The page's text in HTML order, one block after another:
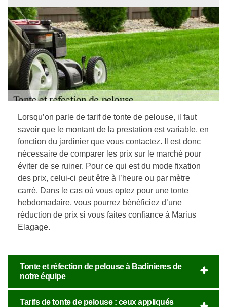
Lorsqu’on parle de tarif de tonte de pelouse, il faut
savoir que le montant de la prestation est variable, en
fonction du jardinier que vous contactez. Il est donc
nécessaire de comparer les prix sur le marché pour
éviter de se ruiner. Pour ce qui est du mode fixation
des prix, celui-ci peut être à l’heure ou par mètre
carré. Dans le cas où vous optez pour une tonte
hebdomadaire, vous pourrez bénéficiez d’une
réduction de prix si vous faites confiance à Marius
Elagage.
Tonte et réfection de pelouse à Badinieres de
notre équipe
Tarifs de tonte de pelouse : ceux appliqués